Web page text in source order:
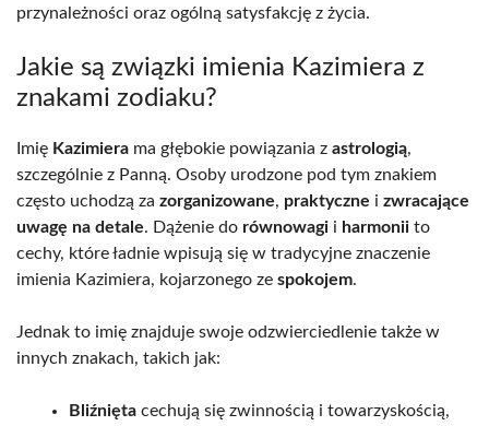
przynależności oraz ogólną satysfakcję z życia.
Jakie są związki imienia Kazimiera z
znakami zodiaku?
Imię Kazimiera ma głębokie powiązania z astrologią,
szczególnie z Panną. Osoby urodzone pod tym znakiem
często uchodzą za zorganizowane, praktyczne i zwracające
uwagę na detale. Dążenie do równowagi i harmonii to
cechy, które ładnie wpisują się w tradycyjne znaczenie
imienia Kazimiera, kojarzonego ze spokojem.
Jednak to imię znajduje swoje odzwierciedlenie także w
innych znakach, takich jak:
Bliźnięta cechują się zwinnością i towarzyskością,